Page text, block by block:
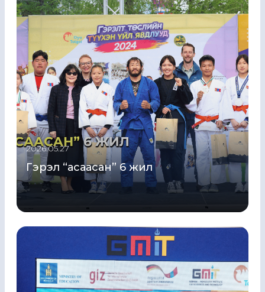
2026.05.27
Гэрэл “асаасан” 6 жил